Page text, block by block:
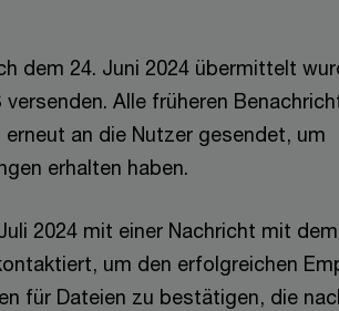
dem 24. Juni 2024 übermittelt
Alle früheren
an die Nutzer gesendet, um
erhalten haben.
2024 mit einer Nachricht mit
um den erfolgreichen
für Dateien zu bestätigen, die